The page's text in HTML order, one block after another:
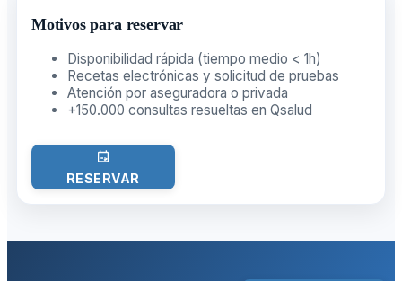
Motivos para reservar
Disponibilidad rápida (tiempo medio < 1h)
Recetas electrónicas y solicitud de pruebas
Atención por aseguradora o privada
+150.000 consultas resueltas en Qsalud
RESERVAR